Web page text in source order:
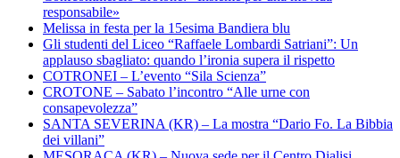
responsabile»
Melissa in festa per la 15esima Bandiera blu
Gli studenti del Liceo “Raffaele Lombardi Satriani”: Un
applauso sbagliato: quando l’ironia supera il rispetto
COTRONEI – L’evento “Sila Scienza”
CROTONE – Sabato l’incontro “Alle urne con
consapevolezza”
SANTA SEVERINA (KR) – La mostra “Dario Fo. La Bibbia
dei villani”